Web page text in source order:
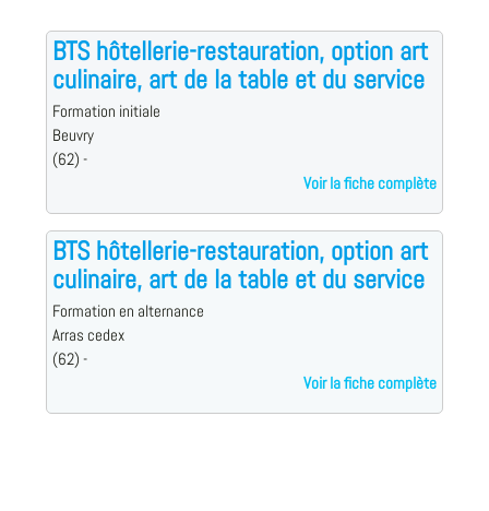
BTS hôtellerie-restauration, option art
culinaire, art de la table et du service
Formation initiale
Beuvry
(62) -
Voir la fiche complète
BTS hôtellerie-restauration, option art
culinaire, art de la table et du service
Formation en alternance
Arras cedex
(62) -
Voir la fiche complète